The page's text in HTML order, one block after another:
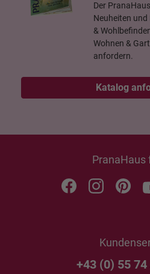
Der
Neuheiten und
&
Wohnen &
anfordern.
Katalog
PranaHaus
+43 (0) 55